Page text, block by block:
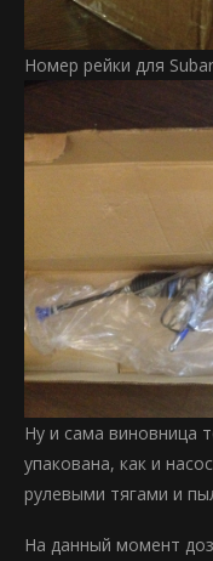
Номер рейки для
Ну и сама виновница
упакована, как и
рулевыми тягами и
На данный момент